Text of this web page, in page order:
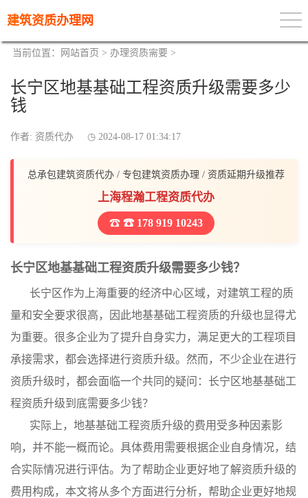
建筑资质办理网
当前位置： 网站首页 > 办理资质需要 >
长宁区地基基础工程资质升级需要多少
钱
作者: 资质代办 2024-08-17 01:34:17
总承包建筑资质代办 / 专包建筑资质办理 / 资质延期升级推荐
上海程瀚工程资质代办
☎ 178 919 10243
长宁区地基基础工程资质升级需要多少钱？
长宁区作为上海重要的经济中心区域，对建筑工程的质
量和安全要求很高，因此地基基础工程资质的升级也显得尤
为重要。很多企业为了提升自身实力，满足更大的工程项目
承接需求，都会选择进行资质升级。然而，不少企业在进行
资质升级时，都会面临一个共同的疑问：长宁区地基基础工
程资质升级到底需要多少钱？
实际上，地基基础工程资质升级的费用受多种因素影
响，并不能一概而论。具体费用需要根据企业自身情况，结
合实际情况进行评估。为了帮助企业更好地了解资质升级的
费用构成，本文将从多个方面进行分析，帮助企业更好地规